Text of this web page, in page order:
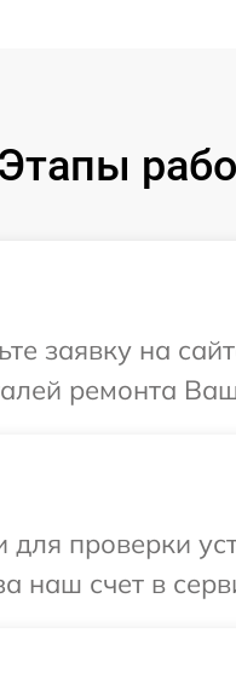
Этапы
заявку на
ремонта
проверки
наш счет в